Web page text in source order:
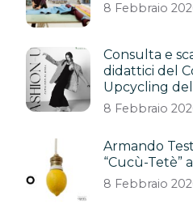
8 Febbraio
Consulta e
didattici del
Upcycling
8 Febbraio
Armando
“Cucù-Tetè”
8 Febbraio